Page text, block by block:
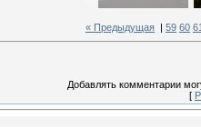
« Предыдущая 59 60
Добавлять комментарии
[